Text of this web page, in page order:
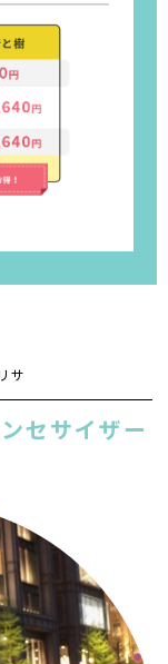
サ
セサイザー